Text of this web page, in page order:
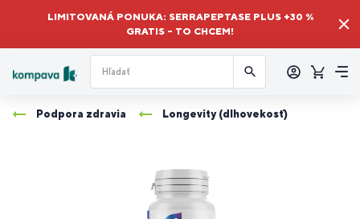
LIMITOVANÁ PONUKA: SERRAPEPTASE PLUS +30 %
GRATIS – TO CHCEM!
sa
Košík
Podpora zdravia Longevity (dlhovekosť)